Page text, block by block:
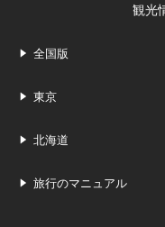
観光
全国版
東京
北海道
旅行のマニュアル